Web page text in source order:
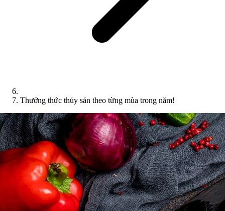
Thưởng thức thủy sản theo từng mùa trong năm!